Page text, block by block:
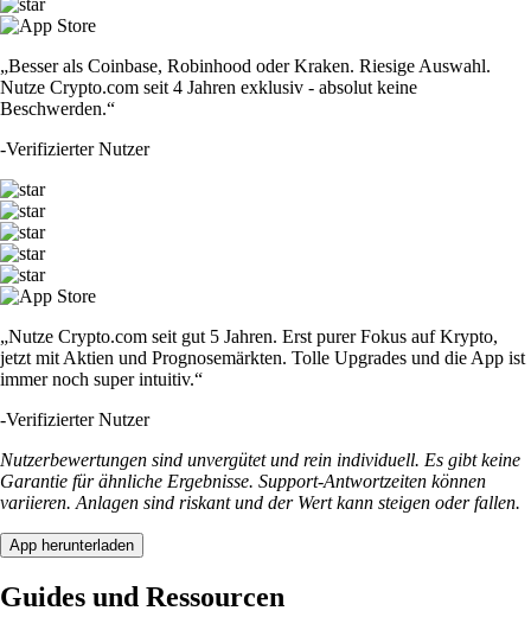
„Besser als Coinbase, Robinhood oder Kraken. Riesige Auswahl.
Nutze Crypto.com seit 4 Jahren exklusiv - absolut keine
Beschwerden.“
-Verifizierter Nutzer
„Nutze Crypto.com seit gut 5 Jahren. Erst purer Fokus auf Krypto,
jetzt mit Aktien und Prognosemärkten. Tolle Upgrades und die App ist
immer noch super intuitiv.“
-Verifizierter Nutzer
Nutzerbewertungen sind unvergütet und rein individuell. Es gibt keine
Garantie für ähnliche Ergebnisse. Support-Antwortzeiten können
variieren. Anlagen sind riskant und der Wert kann steigen oder fallen.
App herunterladen
Guides und Ressourcen